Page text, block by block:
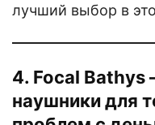
лучший выбор в
4. Focal
наушники для